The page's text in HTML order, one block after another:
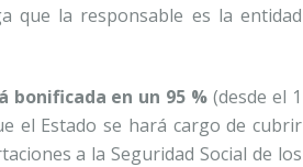
que la responsable es la entidad
bonificada en un 95 % (desde el 1
el Estado se hará cargo de cubrir
a la Seguridad Social de los